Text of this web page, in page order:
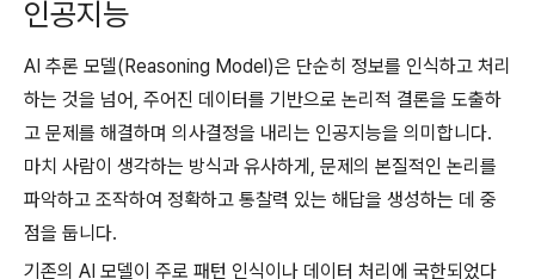
인공지능
AI 추론 모델(Reasoning Model)은 단순히 정보를 인식하고 처리
하는 것을 넘어, 주어진 데이터를 기반으로 논리적 결론을 도출하
고 문제를 해결하며 의사결정을 내리는 인공지능을 의미합니다.
마치 사람이 생각하는 방식과 유사하게, 문제의 본질적인 논리를
파악하고 조작하여 정확하고 통찰력 있는 해답을 생성하는 데 중
점을 둡니다.
기존의 AI 모델이 주로 패턴 인식이나 데이터 처리에 국한되었다